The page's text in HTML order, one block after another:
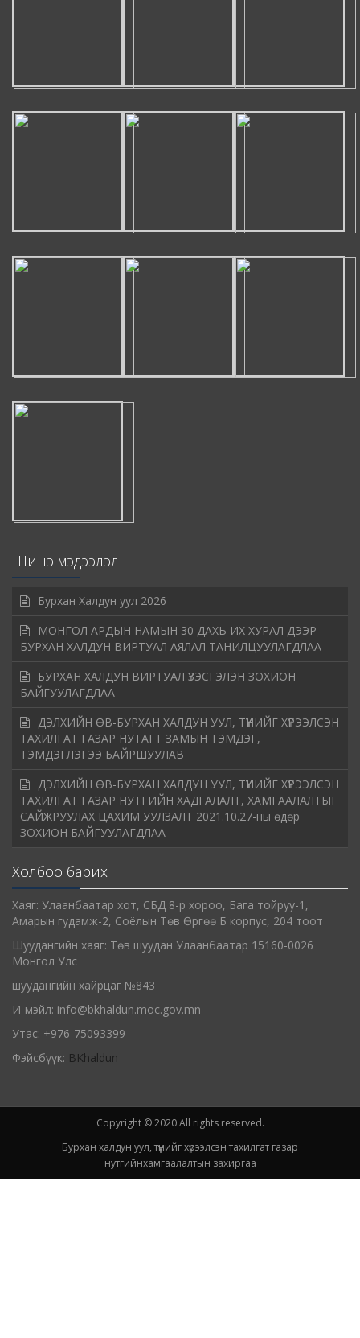
Шинэ мэдээлэл
Бурхан Халдун уул 2026
МОНГОЛ АРДЫН НАМЫН 30 ДАХЬ ИХ ХУРАЛ ДЭЭР
БУРХАН ХАЛДУН ВИРТУАЛ АЯЛАЛ ТАНИЛЦУУЛАГДЛАА
БУРХАН ХАЛДУН ВИРТУАЛ ҮЗЭСГЭЛЭН ЗОХИОН
БАЙГУУЛАГДЛАА
ДЭЛХИЙН ӨВ-БУРХАН ХАЛДУН УУЛ, ТҮҮНИЙГ ХҮРЭЭЛСЭН
ТАХИЛГАТ ГАЗАР НУТАГТ ЗАМЫН ТЭМДЭГ,
ТЭМДЭГЛЭГЭЭ БАЙРШУУЛАВ
ДЭЛХИЙН ӨВ-БУРХАН ХАЛДУН УУЛ, ТҮҮНИЙГ ХҮРЭЭЛСЭН
ТАХИЛГАТ ГАЗАР НУТГИЙН ХАДГАЛАЛТ, ХАМГААЛАЛТЫГ
САЙЖРУУЛАХ ЦАХИМ УУЛЗАЛТ 2021.10.27-ны өдөр
ЗОХИОН БАЙГУУЛАГДЛАА
Холбоо барих
Хаяг: Улаанбаатар хот, СБД 8-р хороо, Бага тойруу-1,
Амарын гудамж-2, Соёлын Төв Өргөө Б корпус, 204 тоот
Шуудангийн хаяг: Төв шуудан Улаанбаатар 15160-0026
Монгол Улс
шуудангийн хайрцаг №843
И-мэйл: info@bkhaldun.moc.gov.mn
Утас: +976-75093399
Фэйсбүүк: BKhaldun
Copyright © 2020 All rights reserved.
Бурхан халдун уул, түүнийг хүрээлсэн тахилгат газар
нутгийнхамгаалалтын захиргаа